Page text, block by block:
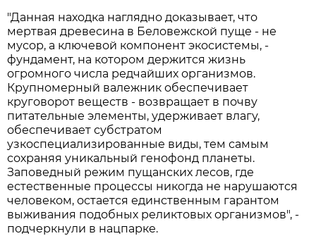
"Данная находка наглядно доказывает, что
мертвая древесина в Беловежской пуще - не
мусор, а ключевой компонент экосистемы, -
фундамент, на котором держится жизнь
огромного числа редчайших организмов.
Крупномерный валежник обеспечивает
круговорот веществ - возвращает в почву
питательные элементы, удерживает влагу,
обеспечивает субстратом
узкоспециализированные виды, тем самым
сохраняя уникальный генофонд планеты.
Заповедный режим пущанских лесов, где
естественные процессы никогда не нарушаются
человеком, остается единственным гарантом
выживания подобных реликтовых организмов", -
подчеркнули в нацпарке.